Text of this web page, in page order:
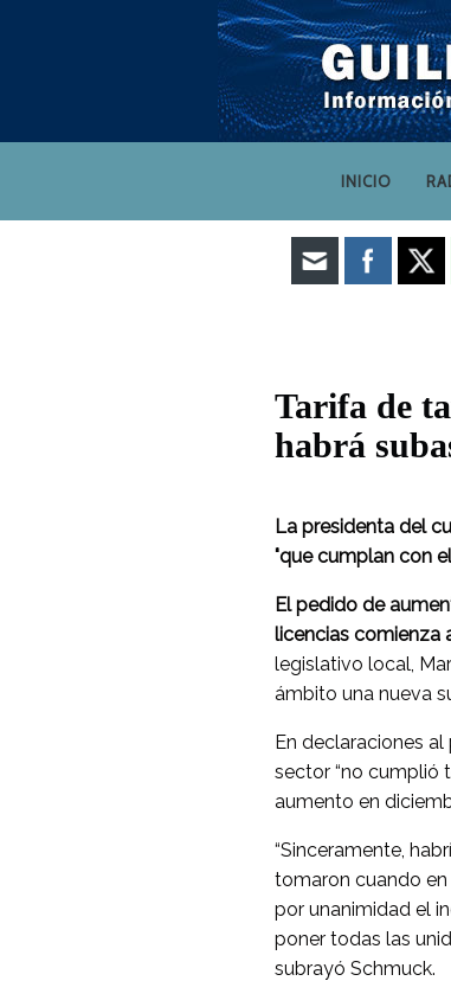
INICIO
Tarifa de
habrá
La presidenta del
"que cumplan con
El pedido de
licencias comienza
legislativo local,
ámbito una nueva
En declaraciones al
sector “no cumplió
aumento en
“Sinceramente,
tomaron cuando
por unanimidad el
poner todas las
subrayó Schmuck.